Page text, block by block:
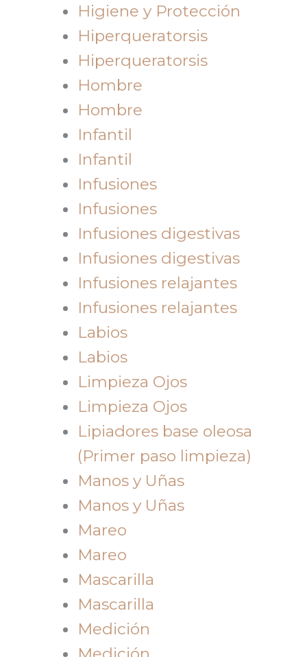
Higiene y Protección
Hiperqueratorsis
Hiperqueratorsis
Hombre
Hombre
Infantil
Infantil
Infusiones
Infusiones
Infusiones digestivas
Infusiones digestivas
Infusiones relajantes
Infusiones relajantes
Labios
Labios
Limpieza Ojos
Limpieza Ojos
Lipiadores base oleosa
(Primer paso limpieza)
Manos y Uñas
Manos y Uñas
Mareo
Mareo
Mascarilla
Mascarilla
Medición